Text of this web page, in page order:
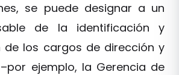
se puede designar a un
de la identificación y
de los cargos de dirección y
ejemplo, la Gerencia de